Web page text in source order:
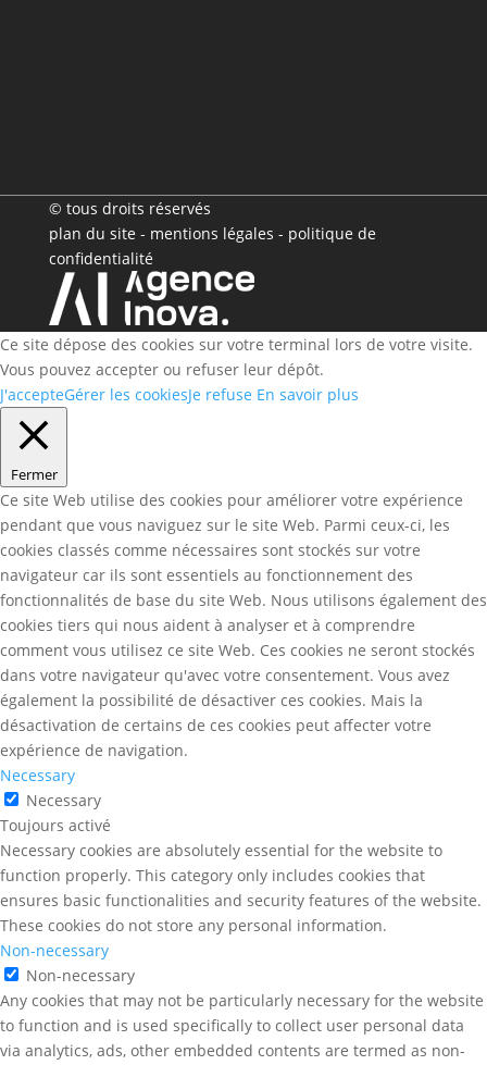
© tous droits réservés
plan du site - mentions légales - politique de
confidentialité
Ce site dépose des cookies sur votre terminal lors de votre visite.
Vous pouvez accepter ou refuser leur dépôt.
J'accepteGérer les cookiesJe refuse En savoir plus
Fermer
Ce site Web utilise des cookies pour améliorer votre expérience
pendant que vous naviguez sur le site Web. Parmi ceux-ci, les
cookies classés comme nécessaires sont stockés sur votre
navigateur car ils sont essentiels au fonctionnement des
fonctionnalités de base du site Web. Nous utilisons également des
cookies tiers qui nous aident à analyser et à comprendre
comment vous utilisez ce site Web. Ces cookies ne seront stockés
dans votre navigateur qu'avec votre consentement. Vous avez
également la possibilité de désactiver ces cookies. Mais la
désactivation de certains de ces cookies peut affecter votre
expérience de navigation.
Necessary
Necessary
Toujours activé
Necessary cookies are absolutely essential for the website to
function properly. This category only includes cookies that
ensures basic functionalities and security features of the website.
These cookies do not store any personal information.
Non-necessary
Non-necessary
Any cookies that may not be particularly necessary for the website
to function and is used specifically to collect user personal data
via analytics, ads, other embedded contents are termed as non-